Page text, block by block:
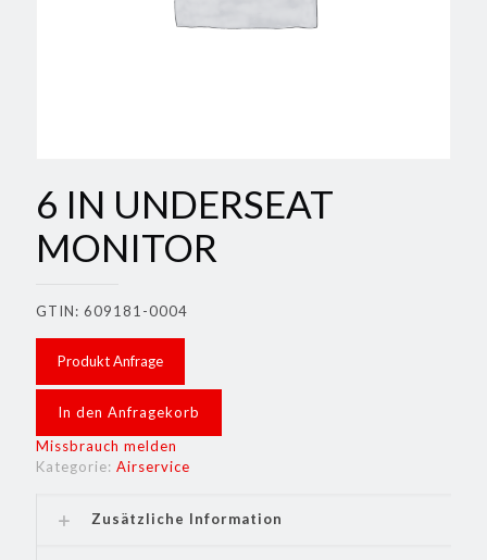
6 IN UNDERSEAT
MONITOR
GTIN: 609181-0004
Produkt Anfrage
In den Anfragekorb
Missbrauch melden
Kategorie: Airservice
Zusätzliche Information